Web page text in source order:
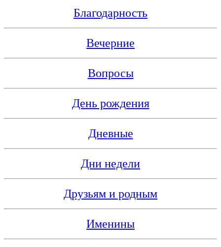
Благодарность
Вечерние
Вопросы
День рождения
Дневные
Дни недели
Друзьям и родным
Именины